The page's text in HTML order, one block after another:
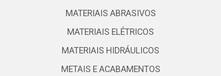
MATERIAIS ABRASIVOS
MATERIAIS ELÉTRICOS
MATERIAIS HIDRÁULICOS
METAIS E ACABAMENTOS